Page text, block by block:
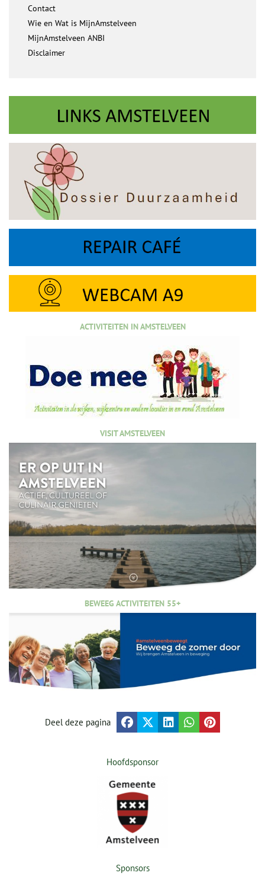
Contact
Wie en Wat is MijnAmstelveen
MijnAmstelveen ANBI
Disclaimer
ACTIVITEITEN IN AMSTELVEEN
VISIT AMSTELVEEN
BEWEEG ACTIVITEITEN 55+
Deel deze pagina
Hoofdsponsor
Sponsors